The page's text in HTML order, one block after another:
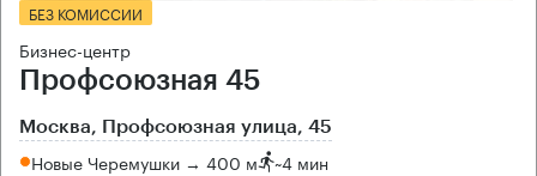
БЕЗ КОМИССИИ
Бизнес-центр
Профсоюзная 45
Москва, Профсоюзная улица, 45
Новые Черемушки → 400 м ~4 мин